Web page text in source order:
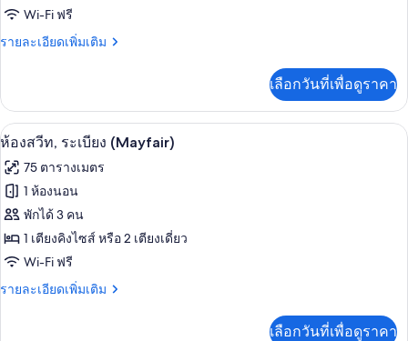
สวีท
(Claridge's)
Wi-Fi ฟรี
รายละเอียดเพิ่มเติม
ราย
เกี่ยว
กับ
ห้อง
ท
(Claridge's)
เลือกวันที่เพื่อดูราคา
เปิด
ภาพถ่าย
ทั้งหมด
ของ
ห้อง
สวีท,
ระเบียง
ห้องสวีท, ระเบียง (Mayfair) | เครื่อง
6
ห้องสวีท, ระเบียง (Mayfair)
75 ตารางเมตร
1 ห้องนอน
พักได้ 3 คน
1 เตียงคิงไซส์ หรือ 2 เตียงเดี่ยว
Wi-Fi ฟรี
รายละเอียดเพิ่มเติม
ราย
เลือกวันที่เพื่อดูราคา